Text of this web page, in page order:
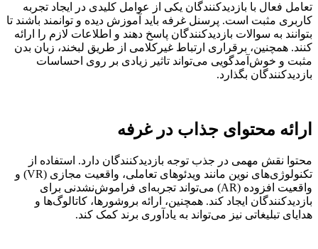
تعامل فعال با بازدیدکنندگان یکی از عوامل کلیدی در ایجاد تجربه
کاربری مثبت است. پرسنل غرفه باید آموزش دیده و توانمند باشند تا
بتوانند به سوالات بازدیدکنندگان پاسخ دهند و اطلاعات لازم را ارائه
کنند. همچنین، برقراری ارتباط غیرکلامی از طریق لبخند، زبان بدن
مثبت و خوش‌آمدگویی می‌تواند تاثیر زیادی بر روی احساسات
بازدیدکنندگان بگذارد.
ارائه محتوای جذاب در غرفه
محتوا نقش مهمی در جذب توجه بازدیدکنندگان دارد. استفاده از
تکنولوژی‌های نوین مانند ویدئوهای تعاملی، واقعیت مجازی (VR) و
واقعیت افزوده (AR) می‌تواند تجربه‌ای فراموش‌نشدنی برای
بازدیدکنندگان ایجاد کند. همچنین، ارائه بروشورها، کاتالوگ‌ها و
هدایای تبلیغاتی نیز می‌تواند به یادآوری برند کمک کند.